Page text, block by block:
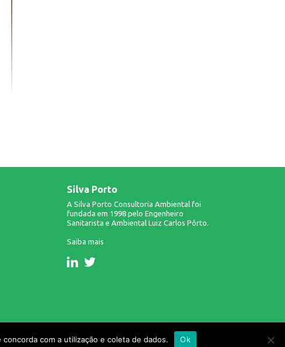
Silva Porto
A Silva Porto Consultoria Ambiental foi
fundada em 1998 pelo Engenheiro
Sanitarista e Ambiental Luiz Carlos Pôrto.
Saiba mais
com a utilização e coleta de dados. Ok